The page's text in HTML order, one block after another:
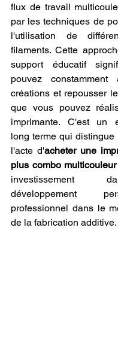
flux de travail
par les techniques de
l'utilisation de
filaments. Cette
support éducatif
pouvez constamment
créations et repousser
que vous pouvez
imprimante. C'est un
long terme qui distingue
l'acte d'acheter une
plus combo
investissement
développement
professionnel dans le
de la fabrication additive.